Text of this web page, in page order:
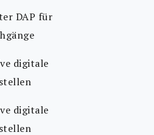
DAP für
digitale
digitale